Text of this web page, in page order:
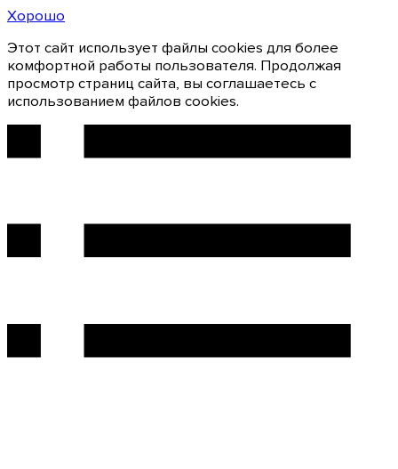
Хорошо
Этот сайт использует файлы cookies для более
комфортной работы пользователя. Продолжая
просмотр страниц сайта, вы соглашаетесь с
использованием файлов cookies.